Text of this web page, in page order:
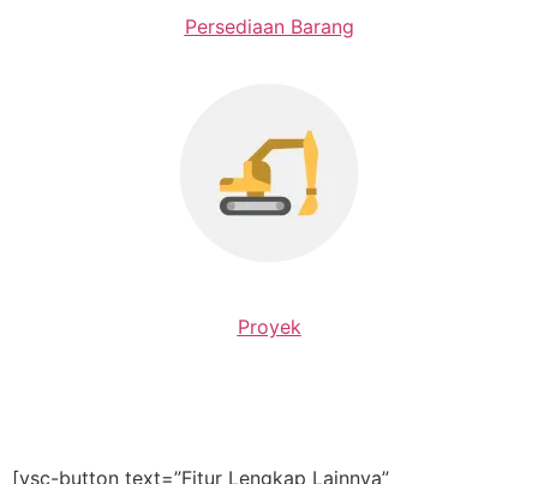
Persediaan Barang
Proyek
[vsc-button text=”Fitur Lengkap Lainnya”